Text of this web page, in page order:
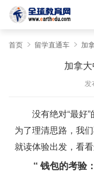
首页 留学直通车 加
加拿
发
没有绝对“最好”
为了理清思路，我
就读体验出发，看
“ 钱包的考验